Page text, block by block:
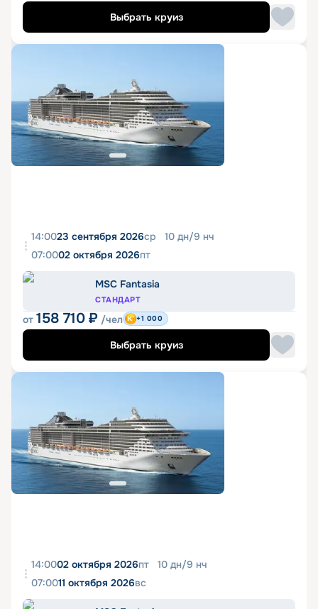
Выбрать круиз
14:0023 сентября 2026ср 10 дн/9 нч
07:0002 октября 2026пт
MSC Fantasia
СТАНДАРТ
от 158 710 ₽ /чел +1 000
Выбрать круиз
14:0002 октября 2026пт 10 дн/9 нч
07:0011 октября 2026вс